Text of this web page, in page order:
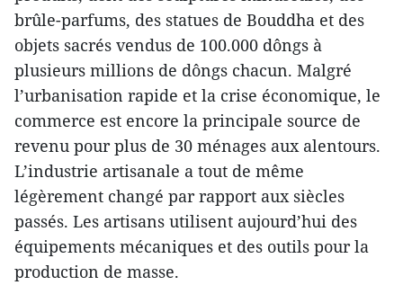
brûle-parfums, des statues de Bouddha et des
objets sacrés vendus de 100.000 dôngs à
plusieurs millions de dôngs chacun. Malgré
l’urbanisation rapide et la crise économique, le
commerce est encore la principale source de
revenu pour plus de 30 ménages aux alentours.
L’industrie artisanale a tout de même
légèrement changé par rapport aux siècles
passés. Les artisans utilisent aujourd’hui des
équipements mécaniques et des outils pour la
production de masse.